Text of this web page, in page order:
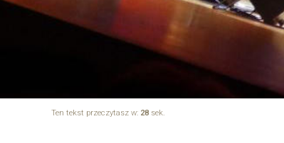
Ten tekst przeczytasz w: 28 sek.